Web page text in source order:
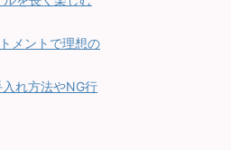
メントで理想の
れ方法やNG行